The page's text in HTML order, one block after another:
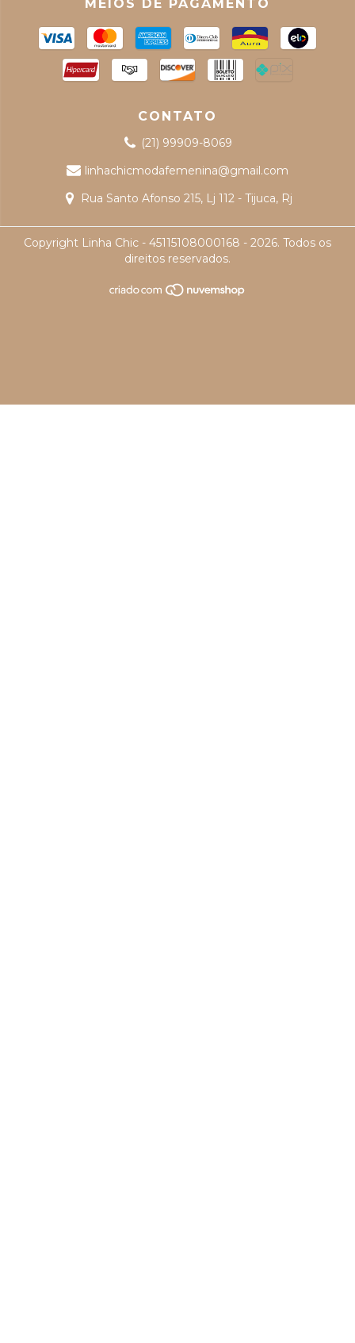
MEIOS DE PAGAMENTO
CONTATO
(21) 99909-8069
linhachicmodafemenina@gmail.com
Rua Santo Afonso 215, Lj 112 - Tijuca, Rj
Copyright Linha Chic - 45115108000168 - 2026. Todos os
direitos reservados.